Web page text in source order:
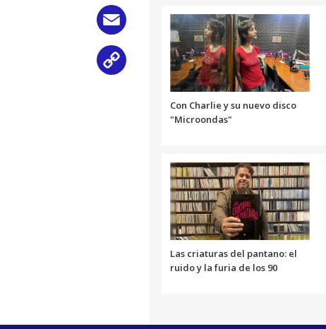
Con Charlie y su nuevo disco
"Microondas"
Las criaturas del pantano: el
ruido y la furia de los 90